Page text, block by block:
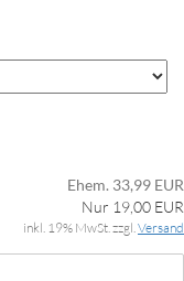
Ehem. 33,99 EUR
Nur 19,00 EUR
inkl. 19% MwSt. zzgl.Versand